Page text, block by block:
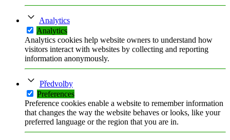
Analytics
Analytics
Analytics cookies help website owners to understand how
visitors interact with websites by collecting and reporting
information anonymously.
Předvolby
Preferences
Preference cookies enable a website to remember information
that changes the way the website behaves or looks, like your
preferred language or the region that you are in.